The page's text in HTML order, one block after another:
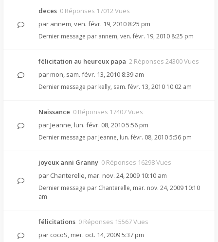
deces 0 Réponses 17012 Vues
par annem,ven. févr. 19, 2010 8:25 pm
Dernier message par annem, ven. févr. 19, 2010 8:25 pm
félicitation au heureux papa 2 Réponses 24300 Vues
par mon, sam. févr. 13, 2010 8:39 am
Dernier message par kelly, sam. févr. 13, 2010 10:02 am
Naissance 0 Réponses 17407 Vues
par Jeanne, lun. févr. 08, 2010 5:56 pm
Dernier message par Jeanne, lun. févr. 08, 2010 5:56 pm
joyeux anni Granny 0 Réponses 16298 Vues
par Chanterelle, mar. nov. 24, 2009 10:10 am
Dernier message par Chanterelle, mar. nov. 24, 2009 10:10
am
félicitations 0 Réponses 15567 Vues
par cocoS, mer. oct. 14, 2009 5:37 pm